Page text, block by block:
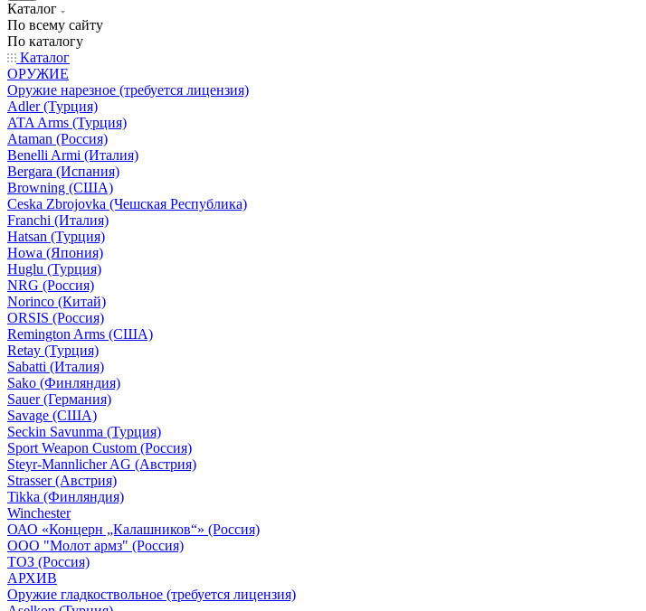
Каталог
По всему сайту
По каталогу
Каталог
ОРУЖИЕ
Оружие нарезное (требуется лицензия)
Adler (Турция)
ATA Arms (Турция)
Ataman (Россия)
Benelli Armi (Италия)
Bergara (Испания)
Browning (США)
Ceska Zbrojovka (Чешская Республика)
Franchi (Италия)
Hatsan (Турция)
Howa (Япония)
Huglu (Турция)
NRG (Россия)
Norinco (Китай)
ORSIS (Россия)
Remington Arms (США)
Retay (Турция)
Sabatti (Италия)
Sako (Финляндия)
Sauer (Германия)
Savage (США)
Seckin Savunma (Турция)
Sport Weapon Custom (Россия)
Steyr-Mannlicher AG (Австрия)
Strasser (Австрия)
Tikka (Финляндия)
Winchester
ОАО «Концерн „Калашников“» (Россия)
ООО "Молот армз" (Россия)
ТОЗ (Россия)
АРХИВ
Оружие гладкоствольное (требуется лицензия)